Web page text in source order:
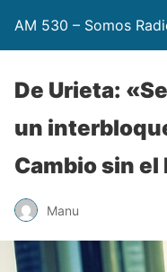
AM 530 – Somos
De Urieta:
un
Cambio sin el
Manu